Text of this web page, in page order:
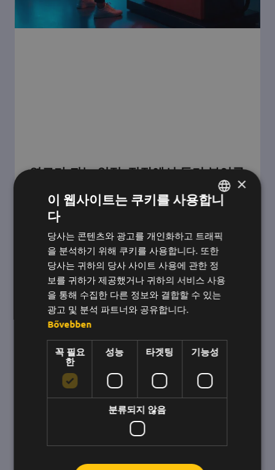
연료가 되는 인정: 직장에서 동기 부여를
감사는 일상에 활력을 불어넣는 원동력입니다. 서
로를 지지하고 동기를 부여하는 업무 환경은 참여
도를 높이고 효율성을 높이며 이직률을 낮춥니다.
이상적인 업무 환경에서는 인정과 관심이 자연스
럽습니다.
영어
×
이 웹사이트는 쿠키를 사용합니
다
당사는 콘텐츠와 광고를 개인화하고 트래픽
을 분석하기 위해 쿠키를 사용합니다. 또한
당사는 귀하의 당사 사이트 사용에 관한 정
보를 귀하가 제공했거나 귀하의 서비스 사용
을 통해 수집한 다른 정보와 결합할 수 있는
광고 및 분석 파트너와 공유합니다.
Bővebben
꼭 필요
한
성능 타겟팅 기능성
분류되지 않음